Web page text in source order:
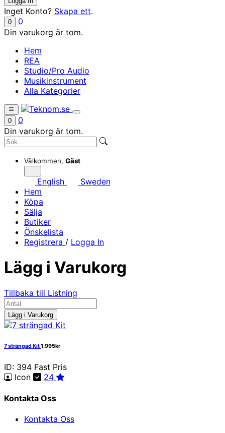
Inget Konto? Skapa ett.
0
0
Din varukorg är tom.
Hem
REA
Studio/Pro Audio
Musikinstrument
Alla Kategorier
0
0
Din varukorg är tom.
Välkommen, Gäst
English
Sweden
Hem
Köpa
Sälja
Butiker
Önskelista
Registrera / Logga In
Lägg i Varukorg
Tillbaka till Listning
Lägg i Varukorg
7 strängad Kit1.995kr
ID: 394 Fast Pris
Icon
24
Kontakta Oss
Kontakta Oss